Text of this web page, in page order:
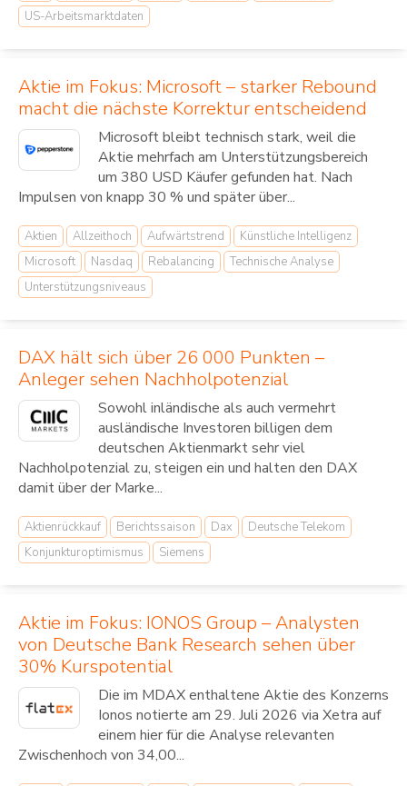
US-Arbeitsmarktdaten
Aktie im Fokus: Microsoft – starker Rebound
macht die nächste Korrektur entscheidend
Microsoft bleibt technisch stark, weil die
Aktie mehrfach am Unterstützungsbereich
um 380 USD Käufer gefunden hat. Nach
Impulsen von knapp 30 % und später über...
Aktien Allzeithoch Aufwärtstrend
Künstliche Intelligenz
Microsoft
Nasdaq Rebalancing
Technische Analyse
Unterstützungsniveaus
DAX hält sich über 26 000 Punkten –
Anleger sehen Nachholpotenzial
Sowohl inländische als auch vermehrt
ausländische Investoren billigen dem
deutschen Aktienmarkt sehr viel
Nachholpotenzial zu, steigen ein und halten den DAX
damit über der Marke...
Aktienrückkauf Berichtssaison Dax
Deutsche Telekom
Konjunkturoptimismus
Siemens
Aktie im Fokus: IONOS Group – Analysten
von Deutsche Bank Research sehen über
30% Kurspotential
Die im MDAX enthaltene Aktie des Konzerns
Ionos notierte am 29. Juli 2026 via Xetra auf
einem hier für die Analyse relevanten
Zwischenhoch von 34,00...